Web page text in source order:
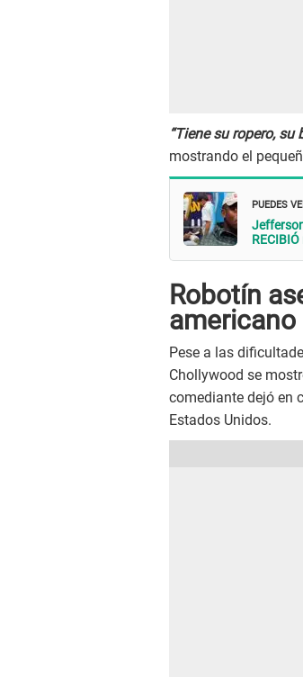
“Tiene su ropero,
mostrando el
PUEDES
Robotín
americano
Pese a las
Chollywood se
comediante dejó en
Estados Unidos.